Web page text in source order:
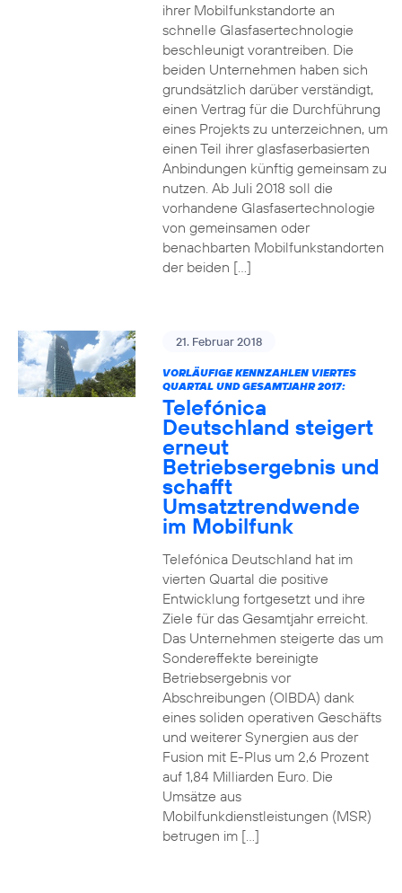
ihrer Mobilfunkstandorte an
schnelle Glasfasertechnologie
beschleunigt vorantreiben. Die
beiden Unternehmen haben sich
grundsätzlich darüber verständigt,
einen Vertrag für die Durchführung
eines Projekts zu unterzeichnen, um
einen Teil ihrer glasfaserbasierten
Anbindungen künftig gemeinsam zu
nutzen. Ab Juli 2018 soll die
vorhandene Glasfasertechnologie
von gemeinsamen oder
benachbarten Mobilfunkstandorten
der beiden […]
21. Februar 2018
VORLÄUFIGE KENNZAHLEN VIERTES
QUARTAL UND GESAMTJAHR 2017:
Telefónica
Deutschland steigert
erneut
Betriebsergebnis und
schafft
Umsatztrendwende
im Mobilfunk
Telefónica Deutschland hat im
vierten Quartal die positive
Entwicklung fortgesetzt und ihre
Ziele für das Gesamtjahr erreicht.
Das Unternehmen steigerte das um
Sondereffekte bereinigte
Betriebsergebnis vor
Abschreibungen (OIBDA) dank
eines soliden operativen Geschäfts
und weiterer Synergien aus der
Fusion mit E-Plus um 2,6 Prozent
auf 1,84 Milliarden Euro. Die
Umsätze aus
Mobilfunkdienstleistungen (MSR)
betrugen im […]